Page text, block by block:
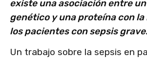
existe una asociación entre
genético y una proteína con
los pacientes con sepsis
Un trabajo sobre la sepsis en